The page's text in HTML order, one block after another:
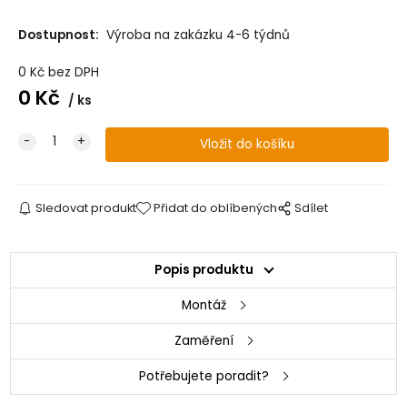
Dostupnost: Výroba na zakázku 4-6 týdnů
0 Kč bez DPH
0 Kč ks
Sledovat produkt Přidat do oblíbených Sdílet
Popis produktu
Montáž
Zaměření
Potřebujete poradit?